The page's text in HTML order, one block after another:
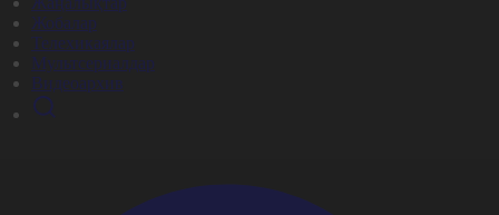
Жобалар
Телехикаялар
Мультсериалдар
Видеоархив